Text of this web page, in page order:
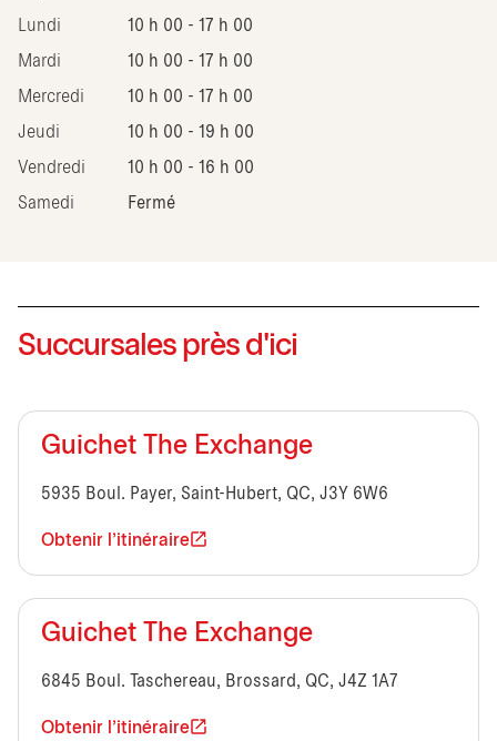
Lundi 10 h 00 - 17 h 00
Mardi 10 h 00 - 17 h 00
Mercredi 10 h 00 - 17 h 00
Jeudi 10 h 00 - 19 h 00
Vendredi 10 h 00 - 16 h 00
Samedi Fermé
Succursales près d'ici
Guichet The Exchange
5935 Boul. Payer, Saint-Hubert, QC, J3Y 6W6
Obtenir l'itinéraire
Guichet The Exchange
6845 Boul. Taschereau, Brossard, QC, J4Z 1A7
Obtenir l'itinéraire